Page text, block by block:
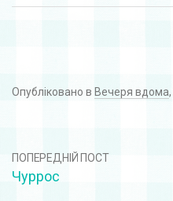
Опубліковано в Вечеря вдома,
ПОПЕРЕДНІЙ ПОСТ
Чуррос